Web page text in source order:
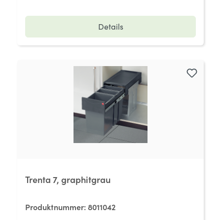
Details
Trenta 7, graphitgrau
Produktnummer:8011042